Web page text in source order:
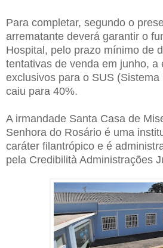
Para completar, segundo o
arrematante deverá garantir o
Hospital, pelo prazo mínimo de
tentativas de venda em junho, a
exclusivos para o SUS (Sistema
caiu para 40%.
A irmandade Santa Casa de
Senhora do Rosário é uma
caráter filantrópico e é
pela Credibilità Administrações